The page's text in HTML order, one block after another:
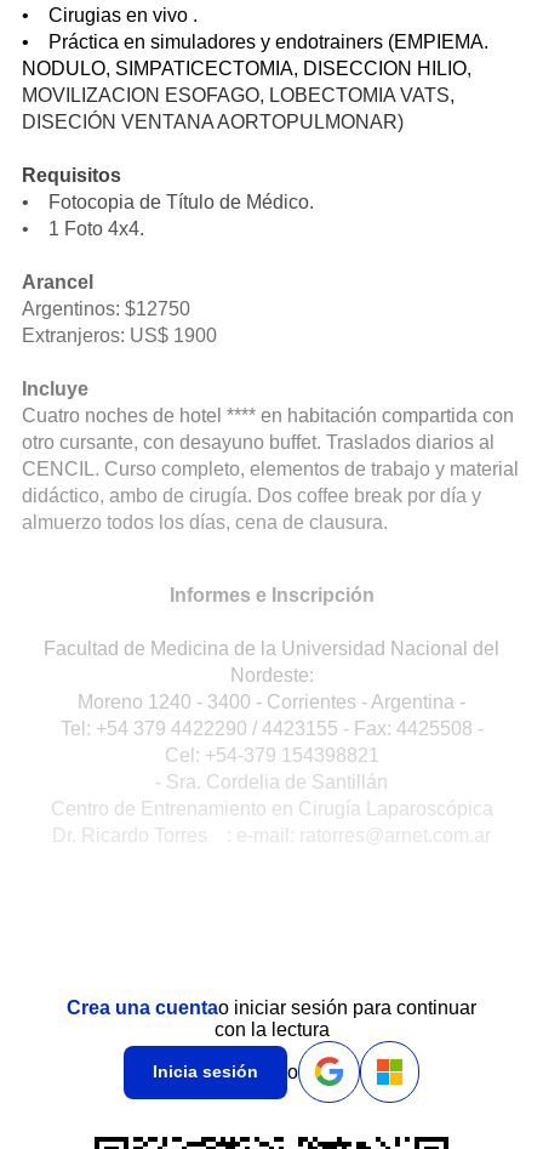
• Cirugias en vivo .
• Práctica en simuladores y endotrainers (EMPIEMA.
NODULO, SIMPATICECTOMIA, DISECCION HILIO,
MOVILIZACION ESOFAGO, LOBECTOMIA VATS,
DISECIÓN VENTANA AORTOPULMONAR)
Requisitos
• Fotocopia de Título de Médico.
• 1 Foto 4x4.
Arancel
Argentinos: $12750
Extranjeros: US$ 1900
Incluye
Cuatro noches de hotel **** en habitación compartida con
otro cursante, con desayuno buffet. Traslados diarios al
CENCIL. Curso completo, elementos de trabajo y material
didáctico, ambo de cirugía. Dos coffee break por día y
almuerzo todos los días, cena de clausura.
Informes e Inscripción
Facultad de Medicina de la Universidad Nacional del
Nordeste:
Moreno 1240 - 3400 - Corrientes - Argentina -
Tel: +54 379 4422290 / 4423155 - Fax: 4425508 -
Cel: +54-379 154398821
- Sra. Cordelia de Santillán
Centro de Entrenamiento en Cirugía Laparoscópica
Dr. Ricardo Torres : e-mail: ratorres@arnet.com.ar
Crea una cuentao iniciar sesión para continuar
con la lectura
Inicia sesión o